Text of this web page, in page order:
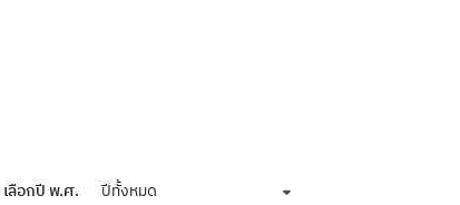
เลือกปี พ.ศ. ปีทั้งหมด